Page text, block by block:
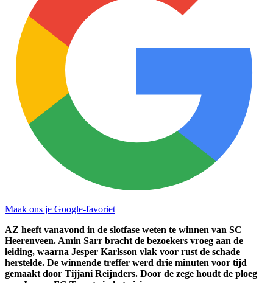
Maak ons je Google-favoriet
AZ heeft vanavond in de slotfase weten te winnen van SC
Heerenveen. Amin Sarr bracht de bezoekers vroeg aan de
leiding, waarna Jesper Karlsson vlak voor rust de schade
herstelde. De winnende treffer werd drie minuten voor tijd
gemaakt door Tijjani Reijnders. Door de zege houdt de ploeg